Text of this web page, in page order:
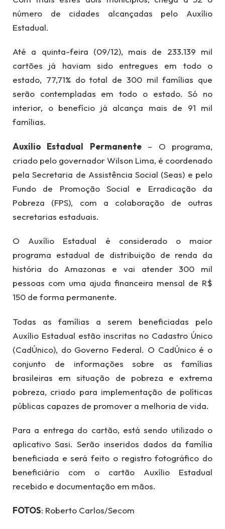
número de cidades alcançadas pelo Auxílio
Estadual.
Até a quinta-feira (09/12), mais de 233.139 mil
cartões já haviam sido entregues em todo o
estado, 77,71% do total de 300 mil famílias que
serão contempladas em todo o estado. Só no
interior, o benefício já alcança mais de 91 mil
famílias.
Auxílio Estadual Permanente– O programa,
criado pelo governador Wilson Lima, é coordenado
pela Secretaria de Assistência Social (Seas) e pelo
Fundo de Promoção Social e Erradicação da
Pobreza (FPS), com a colaboração de outras
secretarias estaduais.
O Auxílio Estadual é considerado o maior
programa estadual de distribuição de renda da
história do Amazonas e vai atender 300 mil
pessoas com uma ajuda financeira mensal de R$
150 de forma permanente.
Todas as famílias a serem beneficiadas pelo
Auxílio Estadual estão inscritas no Cadastro Único
(CadÚnico), do Governo Federal. O CadÚnico é o
conjunto de informações sobre as famílias
brasileiras em situação de pobreza e extrema
pobreza, criado para implementação de políticas
públicas capazes de promover a melhoria de vida.
Para a entrega do cartão, está sendo utilizado o
aplicativo Sasi. Serão inseridos dados da família
beneficiada e será feito o registro fotográfico do
beneficiário com o cartão Auxílio Estadual
recebido e documentação em mãos.
FOTOS: Roberto Carlos/Secom